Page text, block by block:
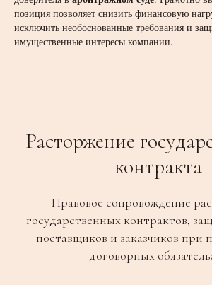
позиция позволяет снизить финансовую
исключить необоснованные требования и
имущественные интересы компании.
Расторжение
контракта
Правовое сопровождение
государственных контрактов,
поставщиков и заказчиков при
договорных